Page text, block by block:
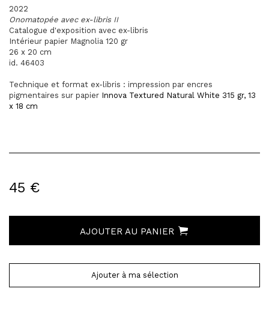
2022
Onomatopée avec ex-libris II
Catalogue d'exposition avec ex-libris
Intérieur papier Magnolia 120 gr
26 x 20 cm
id. 46403
Technique et format ex-libris : impression par encres
pigmentaires sur papier Innova Textured Natural White 315 gr, 13
x 18 cm
45 €
AJOUTER AU PANIER
Ajouter à ma sélection